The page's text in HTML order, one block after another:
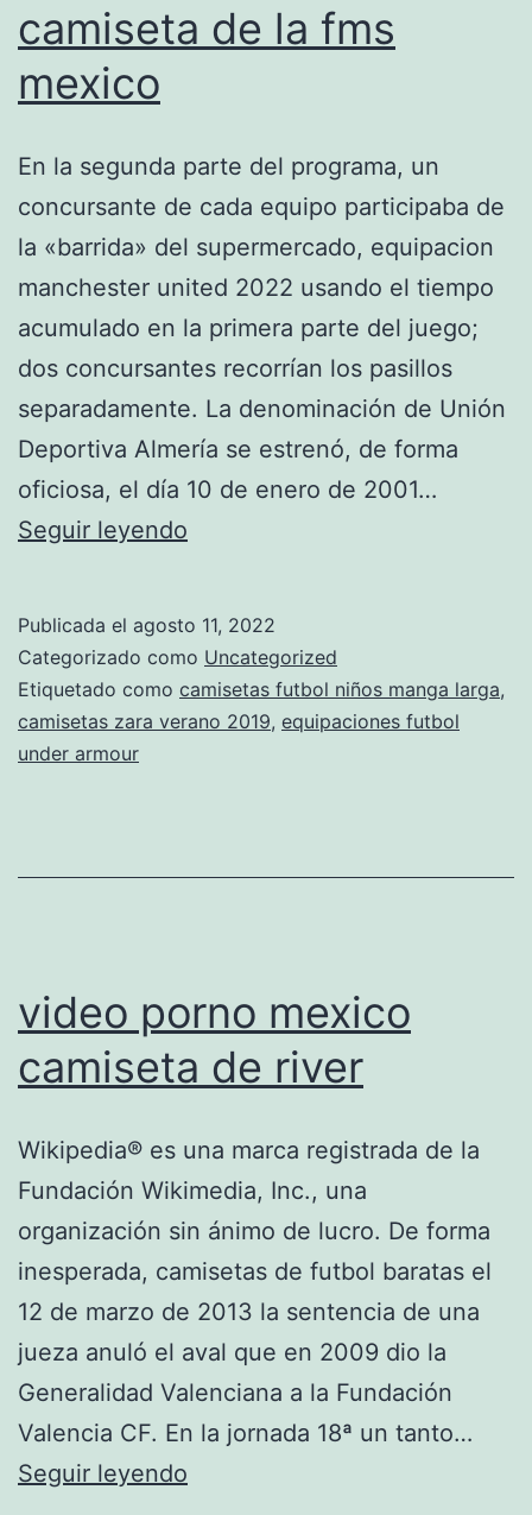
camiseta de la fms
mexico
En la segunda parte del programa, un
concursante de cada equipo participaba de
la «barrida» del supermercado, equipacion
manchester united 2022 usando el tiempo
acumulado en la primera parte del juego;
dos concursantes recorrían los pasillos
separadamente. La denominación de Unión
Deportiva Almería se estrenó, de forma
oficiosa, el día 10 de enero de 2001…
Seguir leyendo
fms
mexico
Publicada el agosto 11, 2022
Categorizado como Uncategorized
Etiquetado como camisetas futbol niños manga larga,
camisetas zara verano 2019, equipaciones futbol
under armour
video porno mexico
camiseta de river
Wikipedia® es una marca registrada de la
Fundación Wikimedia, Inc., una
organización sin ánimo de lucro. De forma
inesperada, camisetas de futbol baratas el
12 de marzo de 2013 la sentencia de una
jueza anuló el aval que en 2009 dio la
Generalidad Valenciana a la Fundación
Valencia CF. En la jornada 18ª un tanto…
Seguir leyendo